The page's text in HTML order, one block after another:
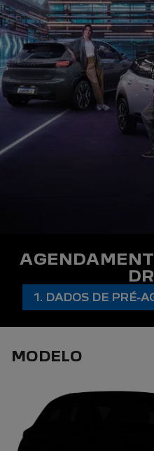
1. DADOS DE PRÉ-
MODELO